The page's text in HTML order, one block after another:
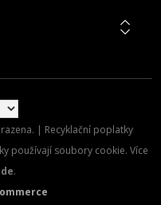
| Recyklační poplatky
používají soubory cookie. Více
.